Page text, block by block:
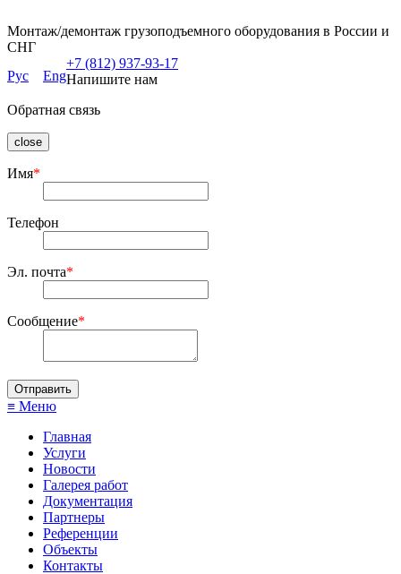
Монтаж/демонтаж грузоподъемного оборудования в России и
СНГ
Рус
Eng
+7 (812) 937-93-17
Напишите нам
Обратная связь
close
Имя*
Телефон
Эл. почта*
Сообщение*
≡ Меню
Главная
Услуги
Новости
Галерея работ
Документация
Партнеры
Референции
Объекты
Контакты